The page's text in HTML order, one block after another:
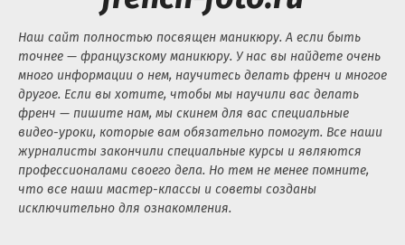
Наш сайт полностью посвящен маникюру. А если быть
точнее — французскому маникюру. У нас вы найдете очень
много информации о нем, научитесь делать френч и многое
другое. Если вы хотите, чтобы мы научили вас делать
френч — пишите нам, мы скинем для вас специальные
видео-уроки, которые вам обязательно помогут. Все наши
журналисты закончили специальные курсы и являются
профессионалами своего дела. Но тем не менее помните,
что все наши мастер-классы и советы созданы
исключительно для ознакомления.